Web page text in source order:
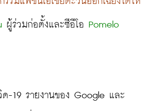
ผู้ร่วมก่อตั้งและซีอีโอ Pomelo
ด-19 รายงานของ Google และ